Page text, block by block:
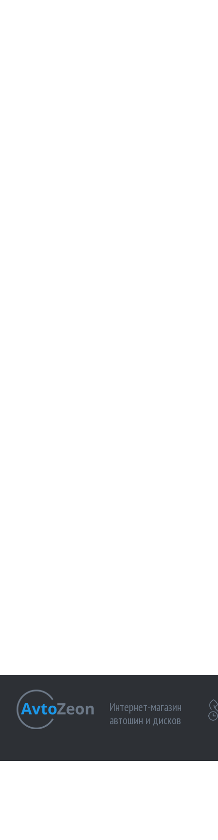
Интернет-магазин
автошин и дисков